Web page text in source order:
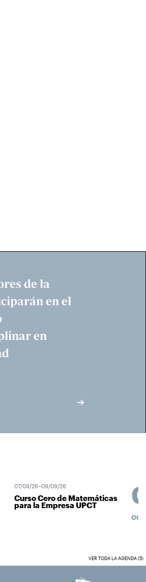
de la
en el
en
07/09/26–09/09/26
Curso Cero de Matemáticas
para la Empresa UPCT
OCT.
VER TODA LA AGENDA (5)